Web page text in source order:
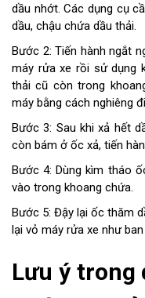
dầu nhớt. Các dụng cụ
dầu, chậu chứa dầu thải.
Bước 2: Tiến hành ngắt
máy rửa xe rồi sử dụng
thải cũ còn trong
máy bằng cách nghiêng
Bước 3: Sau khi xả hết
còn bám ở ốc xả, tiến
Bước 4: Dùng kìm tháo
vào trong khoang chứa.
Bước 5: Đậy lại ốc thăm
lại vỏ máy rửa xe như
Lưu ý trong